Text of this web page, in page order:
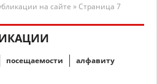
на сайте » Страница 7
посещаемости алфавиту